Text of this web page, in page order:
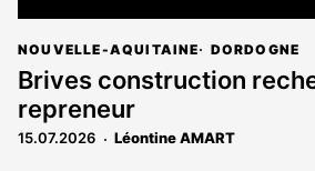
NOUVELLE-AQUITAINE DORDOGNE
Brives construction
repreneur
15.07.2026 Léontine AMART